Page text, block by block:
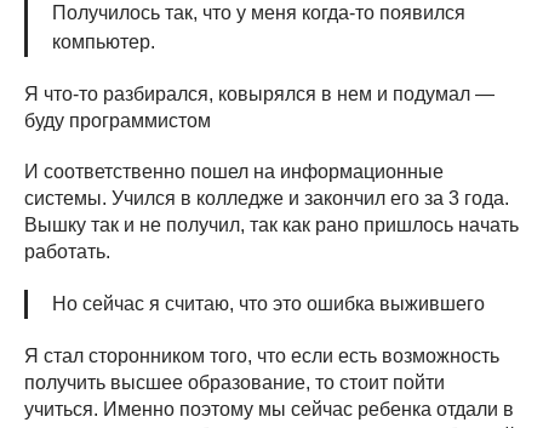
Получилось так, что у меня когда-то появился
компьютер.
Я что-то разбирался, ковырялся в нем и подумал —
буду программистом
И соответственно пошел на информационные
системы. Учился в колледже и закончил его за 3 года.
Вышку так и не получил, так как рано пришлось начать
работать.
Но сейчас я считаю, что это ошибка выжившего
Я стал сторонником того, что если есть возможность
получить высшее образование, то стоит пойти
учиться. Именно поэтому мы сейчас ребенка отдали в